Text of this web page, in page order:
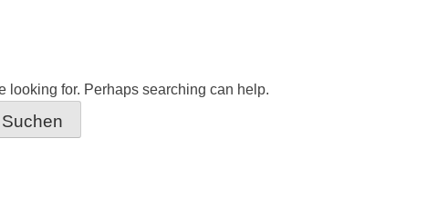
looking for. Perhaps searching can help.